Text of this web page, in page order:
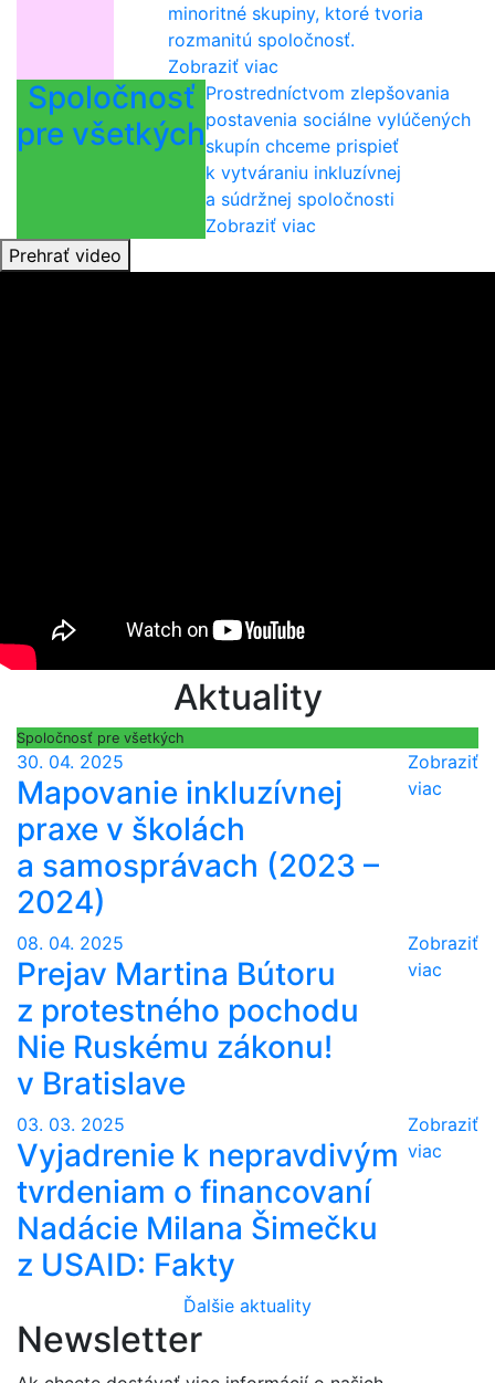
minoritné skupiny, ktoré tvoria
rozmanitú spoločnosť.
Zobraziť viac
Spoločnosť
pre všetkých
Prostredníctvom zlepšovania
postavenia sociálne vylúčených
skupín chceme prispieť
k vytváraniu inkluzívnej
a súdržnej spoločnosti
Zobraziť viac
Prehrať video
Aktuality
Spoločnosť pre všetkých
30. 04. 2025
Mapovanie inkluzívnej
praxe v školách
a samosprávach (2023 –
2024)
Zobraziť
viac
08. 04. 2025
Prejav Martina Bútoru
z protestného pochodu
Nie Ruskému zákonu!
v Bratislave
Zobraziť
viac
03. 03. 2025
Vyjadrenie k nepravdivým
tvrdeniam o financovaní
Nadácie Milana Šimečku
z USAID: Fakty
Zobraziť
viac
Ďalšie aktuality
Newsletter